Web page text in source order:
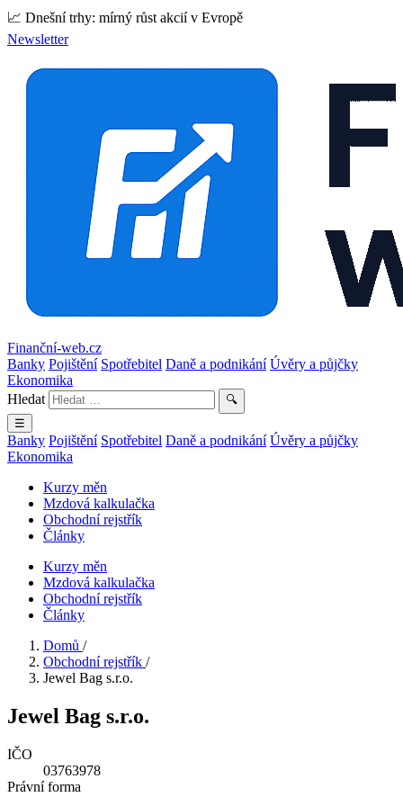
📈 Dnešní trhy: mírný růst akcií v Evropě
Newsletter
Finanční-web.cz
Banky Pojištění Spotřebitel Daně a podnikání Úvěry a půjčky
Ekonomika
Hledat
🔍
☰
Banky Pojištění Spotřebitel Daně a podnikání Úvěry a půjčky
Ekonomika
Kurzy měn
Mzdová kalkulačka
Obchodní rejstřík
Články
Kurzy měn
Mzdová kalkulačka
Obchodní rejstřík
Články
Domů /
Obchodní rejstřík /
Jewel Bag s.r.o.
Jewel Bag s.r.o.
IČO
03763978
Právní forma